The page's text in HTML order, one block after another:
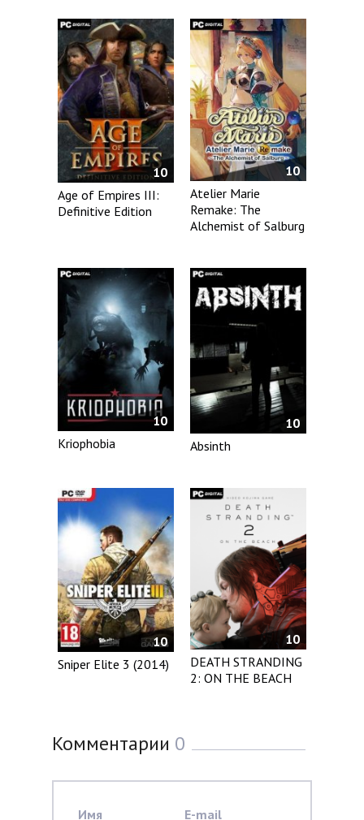
10
Age of Empires III:
Definitive Edition
10
Atelier Marie
Remake: The
Alchemist of Salburg
10
Kriophobia
10
Absinth
10
Sniper Elite 3 (2014)
10
DEATH STRANDING
2: ON THE BEACH
Комментарии 0
Имя E-mail